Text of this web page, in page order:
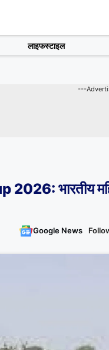
लाइफस्टाइल
---
भारतीय
Google News